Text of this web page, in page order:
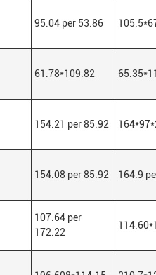
95.04 per 53.86
61.78*109.82
154.21 per 85.92
154.08 per 85.92 164.9
107.64 per
172.22